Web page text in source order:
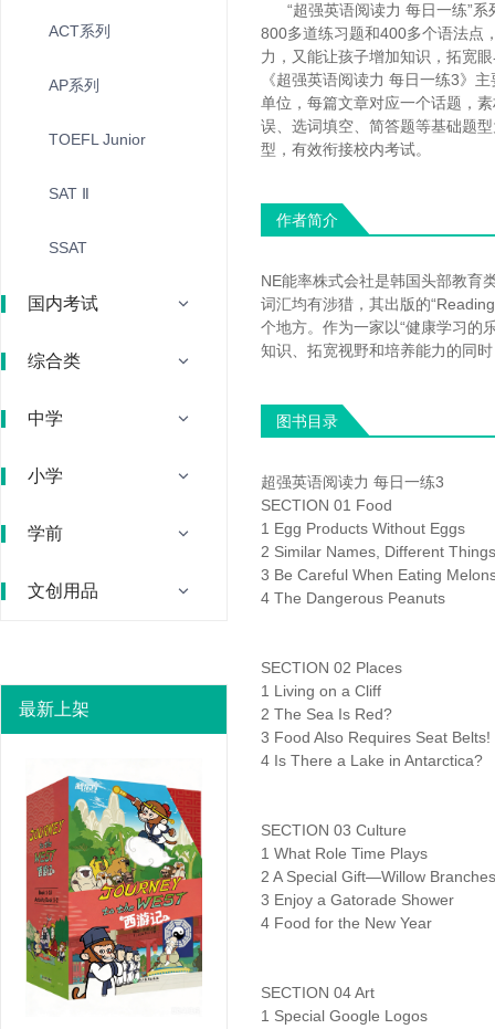
ACT系列
AP系列
TOEFL Junior
SAT Ⅱ
SSAT
国内考试
综合类
中学
小学
学前
文创用品
最新上架
“超强英语阅读力 每日一练”
800多道练习题和400多个语法点
力，又能让孩子增加知识，拓宽
《超强英语阅读力 每日一练3》
单位，每篇文章对应一个话题，
误、选词填空、简答题等基础题
型，有效衔接校内考试。
作者简介
NE能率株式会社是韩国头部教育
词汇均有涉猎，其出版的
个地方。作为一家以“健康学习的
知识、拓宽视野和培养能力的同
图书目录
超强英语阅读力 每日一练3
SECTION 01 Food
1 Egg Products Without Eggs
2 Similar Names, Different Things
3 Be Careful When Eating
4 The Dangerous Peanuts
SECTION 02 Places
1 Living on a Cliff
2 The Sea Is Red?
3 Food Also Requires Seat Belts!
4 Is There a Lake in Antarctica?
SECTION 03 Culture
1 What Role Time Plays
2 A Special Gift—Willow Branches
3 Enjoy a Gatorade Shower
4 Food for the New Year
SECTION 04 Art
1 Special Google Logos